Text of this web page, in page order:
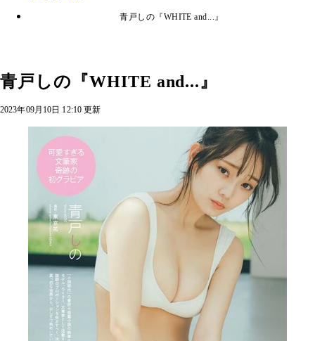
青戸しの『WHITE and...』
青戸しの『WHITE and...』
2023年09月10日 12:10 更新